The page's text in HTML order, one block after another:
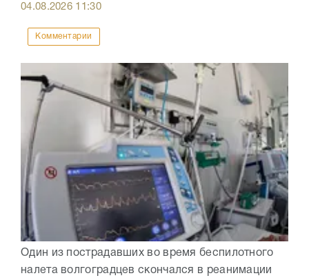
04.08.2026 11:30
Комментарии
Один из пострадавших во время беспилотного
налета волгоградцев скончался в реанимации